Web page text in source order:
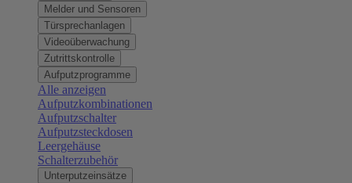
Melder und Sensoren
Türsprechanlagen
Videoüberwachung
Zutrittskontrolle
Aufputzprogramme
Alle anzeigen
Aufputzkombinationen
Aufputzschalter
Aufputzsteckdosen
Leergehäuse
Schalterzubehör
Unterputzeinsätze